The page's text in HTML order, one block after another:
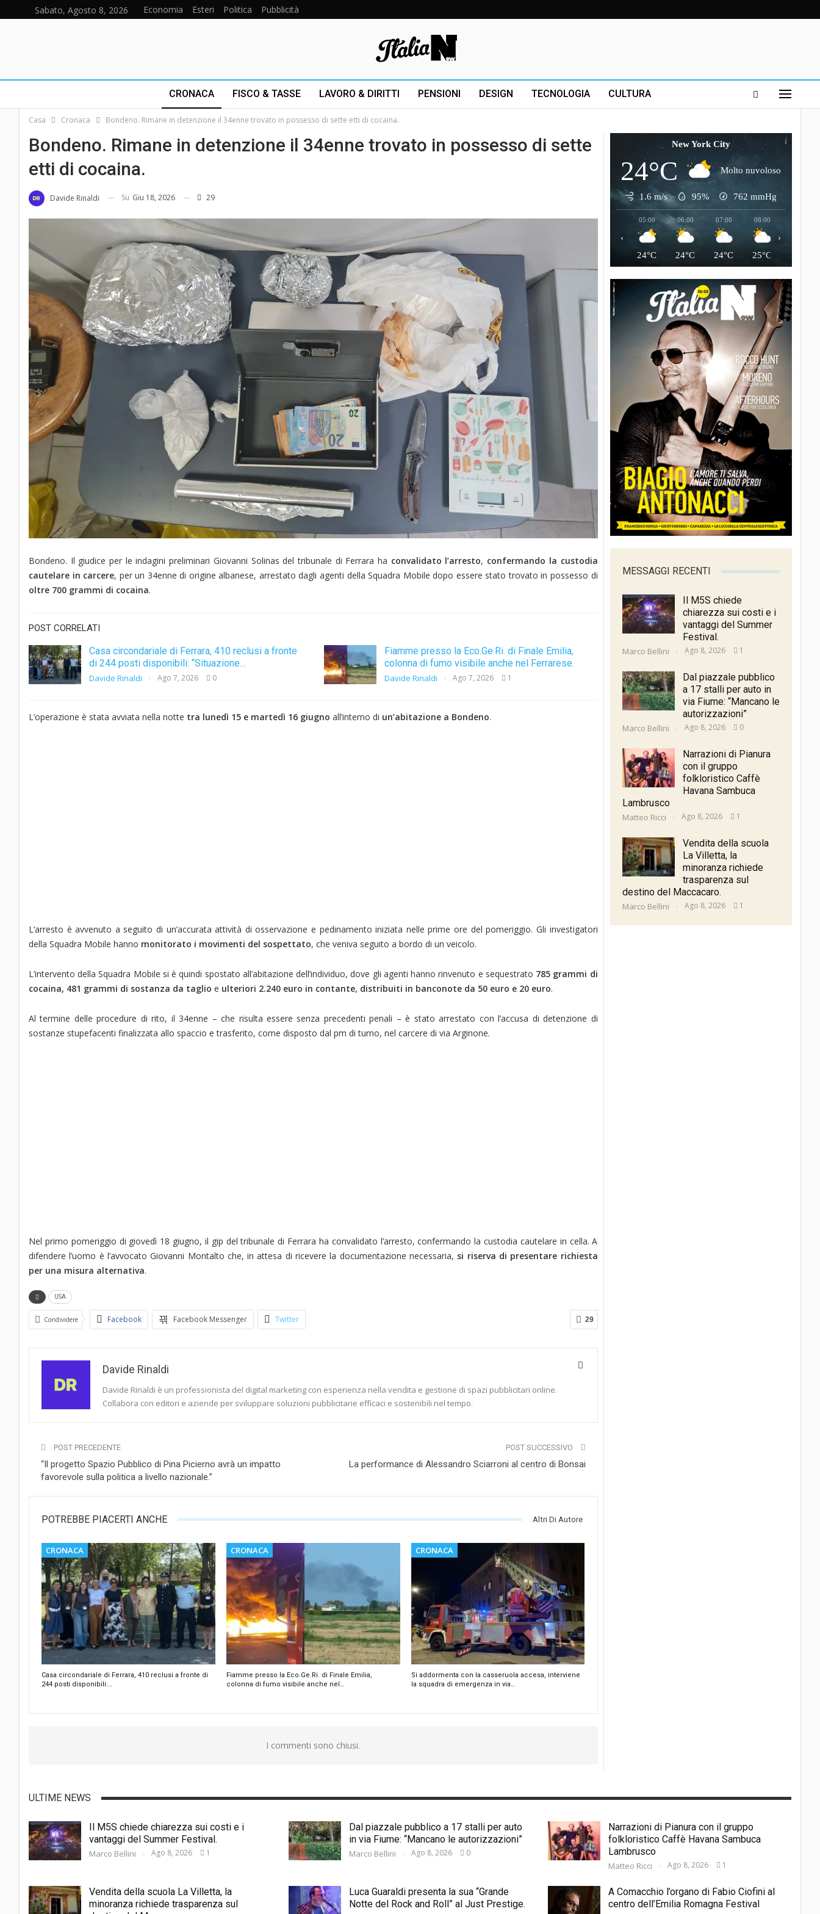
Sabato, Agosto 8, 2026 Economia Esteri Politica Pubblicità
CRONACA FISCO & TASSE LAVORO & DIRITTI PENSIONI DESIGN TECNOLOGIA CULTURA
Casa Cronaca Bondeno. Rimane in detenzione il 34enne trovato in possesso di sette etti di cocaina.
Bondeno. Rimane in detenzione il 34enne trovato in possesso di sette
etti di cocaina.
Davide Rinaldi Su Giu 18, 2026 29
Bondeno. Il giudice per le indagini preliminari Giovanni Solinas del tribunale di Ferrara ha convalidato l’arresto, confermando la custodia
cautelare in carcere, per un 34enne di origine albanese, arrestato dagli agenti della Squadra Mobile dopo essere stato trovato in possesso di
oltre 700 grammi di cocaina.
POST CORRELATI
Casa circondariale di Ferrara, 410 reclusi a fronte
di 244 posti disponibili: “Situazione…
Davide Rinaldi Ago 7, 2026 0
Fiamme presso la Eco.Ge.Ri. di Finale Emilia,
colonna di fumo visibile anche nel Ferrarese.
Davide Rinaldi Ago 7, 2026 1
L’operazione è stata avviata nella notte tra lunedì 15 e martedì 16 giugno all’interno di un’abitazione a Bondeno.
L’arresto è avvenuto a seguito di un’accurata attività di osservazione e pedinamento iniziata nelle prime ore del pomeriggio. Gli investigatori
della Squadra Mobile hanno monitorato i movimenti del sospettato, che veniva seguito a bordo di un veicolo.
L’intervento della Squadra Mobile si è quindi spostato all’abitazione dell’individuo, dove gli agenti hanno rinvenuto e sequestrato 785 grammi di
cocaina, 481 grammi di sostanza da taglio e ulteriori 2.240 euro in contante, distribuiti in banconote da 50 euro e 20 euro.
Al termine delle procedure di rito, il 34enne – che risulta essere senza precedenti penali – è stato arrestato con l’accusa di detenzione di
sostanze stupefacenti finalizzata allo spaccio e trasferito, come disposto dal pm di turno, nel carcere di via Arginone.
Nel primo pomeriggio di giovedì 18 giugno, il gip del tribunale di Ferrara ha convalidato l’arresto, confermando la custodia cautelare in cella. A
difendere l’uomo è l’avvocato Giovanni Montalto che, in attesa di ricevere la documentazione necessaria, si riserva di presentare richiesta
per una misura alternativa.
USA
29
Condividere Facebook Facebook Messenger Twitter
Davide Rinaldi
Davide Rinaldi è un professionista del digital marketing con esperienza nella vendita e gestione di spazi pubblicitari online.
Collabora con editori e aziende per sviluppare soluzioni pubblicitarie efficaci e sostenibili nel tempo.
POST PRECEDENTE
“Il progetto Spazio Pubblico di Pina Picierno avrà un impatto
favorevole sulla politica a livello nazionale.”
POST SUCCESSIVO
La performance di Alessandro Sciarroni al centro di Bonsai
POTREBBE PIACERTI ANCHE Altri Di Autore
CRONACA
Casa circondariale di Ferrara, 410 reclusi a fronte di
244 posti disponibili:…
CRONACA
Fiamme presso la Eco.Ge.Ri. di Finale Emilia,
colonna di fumo visibile anche nel…
CRONACA
Si addormenta con la casseruola accesa, interviene
la squadra di emergenza in via…
I commenti sono chiusi.
New York City
24°C Molto nuvoloso
1.6 m/s 95% 762 mmHg
05:00
24°C
06:00
24°C
07:00
24°C
08:00
25°C
‹ ›
MESSAGGI RECENTI
Il M5S chiede
chiarezza sui costi e i
vantaggi del Summer
Festival.
Marco Bellini Ago 8, 2026 1
Dal piazzale pubblico
a 17 stalli per auto in
via Fiume: “Mancano le
autorizzazioni”
Marco Bellini Ago 8, 2026 0
Narrazioni di Pianura
con il gruppo
folkloristico Caffè
Havana Sambuca
Lambrusco
Matteo Ricci Ago 8, 2026 1
Vendita della scuola
La Villetta, la
minoranza richiede
trasparenza sul
destino del Maccacaro.
Marco Bellini Ago 8, 2026 1
ULTIME NEWS
Il M5S chiede chiarezza sui costi e i
vantaggi del Summer Festival.
Marco Bellini Ago 8, 2026 1
Dal piazzale pubblico a 17 stalli per auto
in via Fiume: “Mancano le autorizzazioni”
Marco Bellini Ago 8, 2026 0
Narrazioni di Pianura con il gruppo
folkloristico Caffè Havana Sambuca
Lambrusco
Matteo Ricci Ago 8, 2026 1
Vendita della scuola La Villetta, la
minoranza richiede trasparenza sul
Luca Guaraldi presenta la sua “Grande
Notte del Rock and Roll” al Just Prestige.
A Comacchio l’organo di Fabio Ciofini al
centro dell’Emilia Romagna Festival